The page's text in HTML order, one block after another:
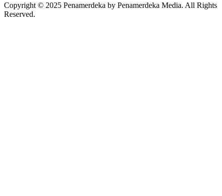
Copyright © 2025 Penamerdeka by Penamerdeka Media. All Rights
Reserved.